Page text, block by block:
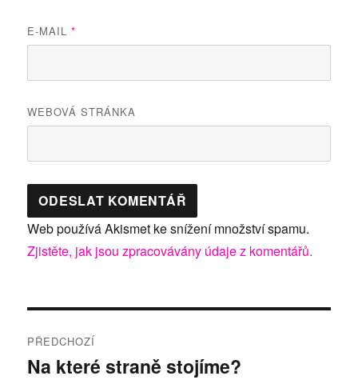
E-MAIL*
WEBOVÁ STRÁNKA
Web používá Akismet ke snížení množství spamu.
Zjistěte, jak jsou zpracovávány údaje z komentářů.
pro
PŘEDCHOZÍ
Předchozí
Na které straně stojíme?